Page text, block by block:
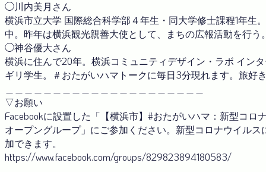
◯川内美月さん
横浜市立大学 国際総合科学部４年生・同大学修士課程1年生
中。昨年は横浜観光親善大使として、まちの広報活動を行
◯神谷優大さん
横浜に住んで20年。横浜コミュニティデザイン・ラボ イン
ギリ学生。＃おたがいハマトークに毎日3分現れます。旅好
▽お願い
Facebookに設置した「【横浜市】#おたがいハマ：新型コ
オープングループ」にご参加ください。新型コロナウイル
加できます。
https://www.facebook.com/groups/829823894180583/